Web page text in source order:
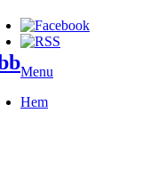
Menu
Hem